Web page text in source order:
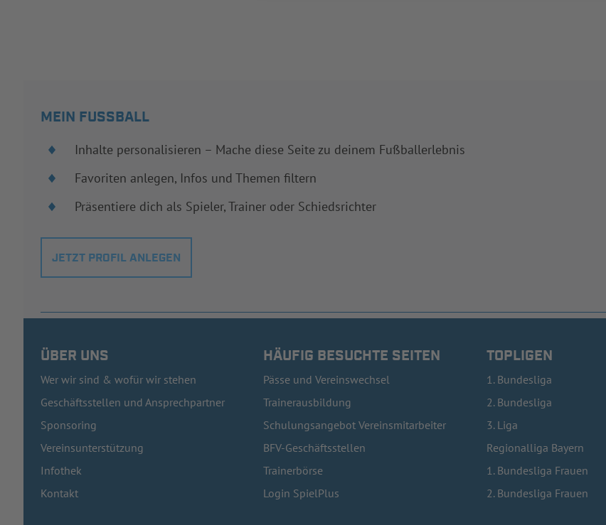
MEIN FUSSBALL
Inhalte personalisieren – Mache diese Seite zu deinem Fußballerlebnis
Favoriten anlegen, Infos und Themen filtern
Präsentiere dich als Spieler, Trainer oder Schiedsrichter
JETZT PROFIL ANLEGEN
ÜBER UNS
Wer wir sind & wofür wir stehen
Geschäftsstellen und Ansprechpartner
Sponsoring
Vereinsunterstützung
Infothek
Kontakt
HÄUFIG BESUCHTE SEITEN
Pässe und Vereinswechsel
Trainerausbildung
Schulungsangebot Vereinsmitarbeiter
BFV-Geschäftsstellen
Trainerbörse
Login SpielPlus
TOPLIGEN
1. Bundesliga
2. Bundesliga
3. Liga
Regionalliga Bayern
1. Bundesliga Frauen
2. Bundesliga Frauen